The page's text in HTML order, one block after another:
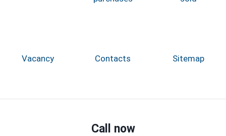
Vacancy Contacts Sitemap
Call now